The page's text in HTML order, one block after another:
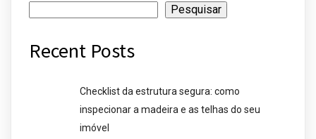
Pesquisar
Recent Posts
Checklist da estrutura segura: como
inspecionar a madeira e as telhas do seu
imóvel